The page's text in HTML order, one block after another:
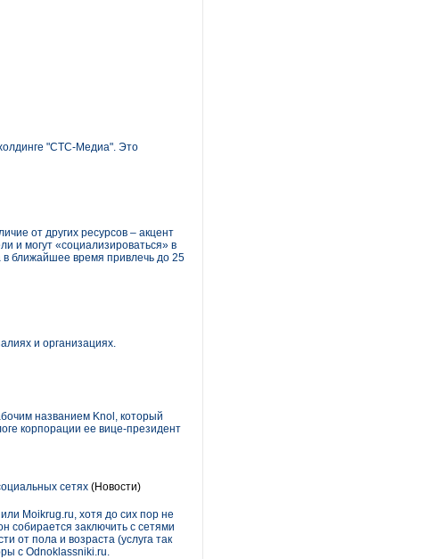
"СТС-Медиа". Это
от других ресурсов – акцент
и могут «социализироваться» в
ближайшее время привлечь до 25
и организациях.
названием Knol, который
корпорации ее вице-президент
сетях (Новости)
Moikrug.ru, хотя до сих пор не
собирается заключить с сетями
от пола и возраста (услуга так
с Odnoklassniki.ru.